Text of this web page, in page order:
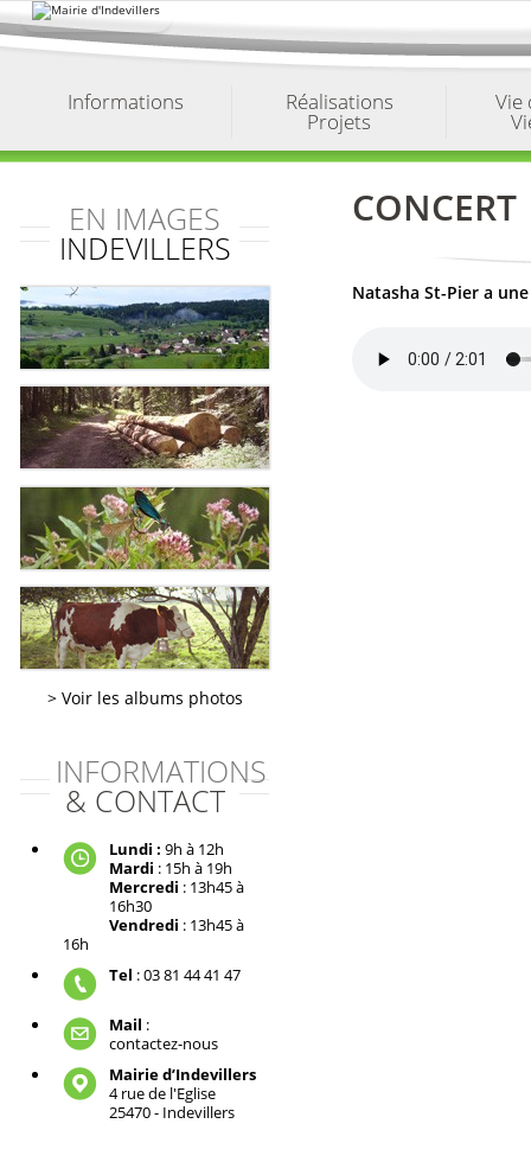
au
contenu.
Informations Réalisations
Projets
Vie
EN IMAGES
INDEVILLERS
Voir les albums photos
INFORMATIONS
& CONTACT
Lundi : 9h à 12h
Mardi : 15h à 19h
Mercredi : 13h45 à
16h30
Vendredi : 13h45 à
16h
Tel : 03 81 44 41 47
Mail :
contactez-nous
Mairie d’Indevillers
4 rue de l'Eglise
25470 - Indevillers
CONCERT
Natasha St-Pier a